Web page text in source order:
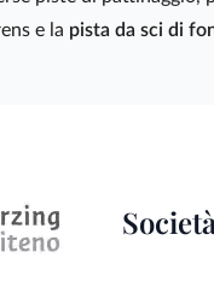
e la pista da sci di